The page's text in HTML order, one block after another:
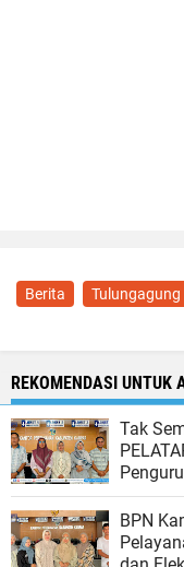
Berita Tulungagung
REKOMENDASI UNTUK
Tak
dan
BPN